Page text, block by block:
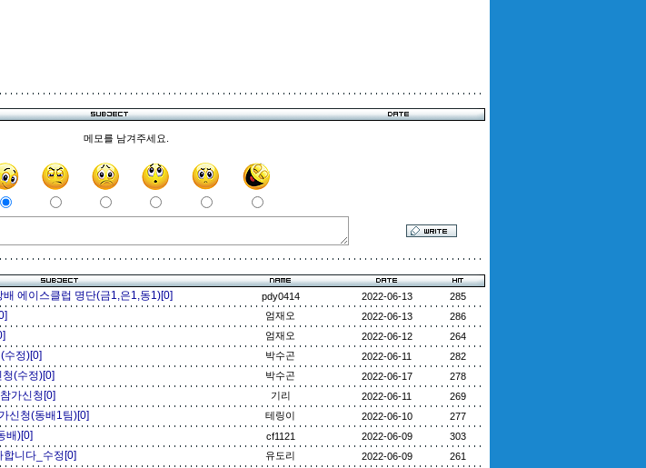
메모를 남겨주세요.
에이스클럽 명단(금1,은1,동1)[0] pdy0414 2022-06-13
285
엄재오 2022-06-13
286
엄재오 2022-06-12
264
수정)[0] 박수곤 2022-06-11
282
(수정)[0] 박수곤 2022-06-17
278
가신청[0] 기리 2022-06-11
269
신청(동배1팀)[0] 테링이 2022-06-10
277
배)[0] cf1121 2022-06-09
303
니다_수정[0] 유도리 2022-06-09
261